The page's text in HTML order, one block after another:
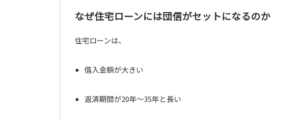
なぜ住宅ローンには団信がセットになるのか
住宅ローンは、
借入金額が大きい
返済期間が20年〜35年と長い